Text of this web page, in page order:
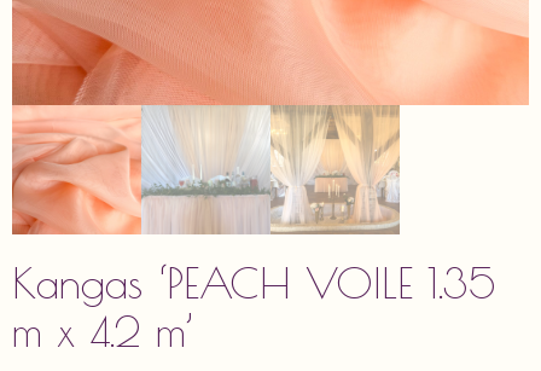
Kangas ‘PEACH VOILE 1.35
m x 4.2 m’